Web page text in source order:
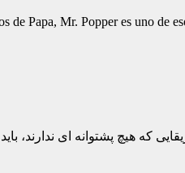
de Papa, Mr. Popper es uno de
که هیچ پشتوانه ای ندارند،